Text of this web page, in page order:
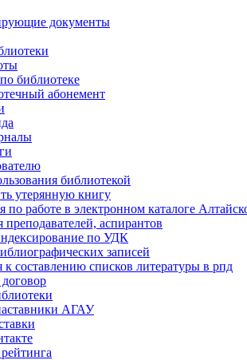
документы
библиотеке
абонемент
библиотекой
утерянную книгу
по работе в электронном каталоге
преподавателей, аспирантов
по УДК
записей
к составлению списков литературы в рпд
АГАУ